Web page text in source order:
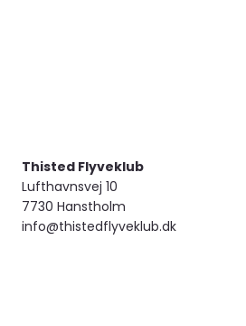
Thisted Flyveklub
Lufthavnsvej 10
7730 Hanstholm
info@thistedflyveklub.dk